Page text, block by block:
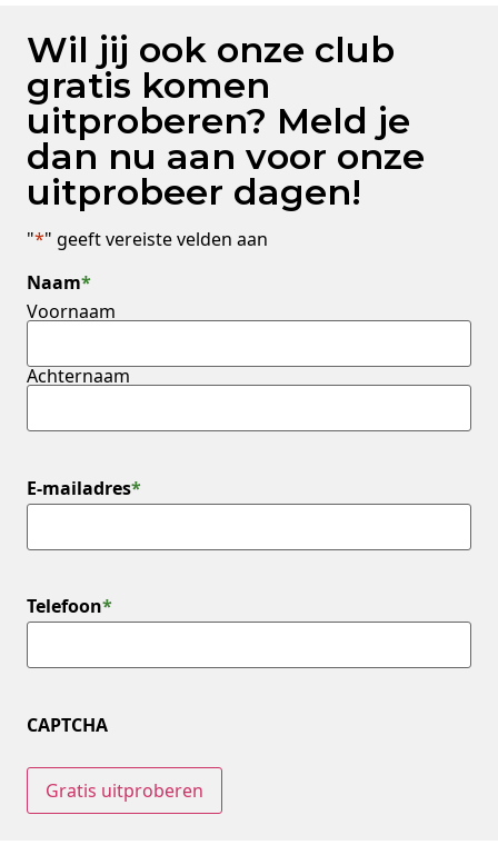
Wil jij ook onze club
gratis komen
uitproberen? Meld je
dan nu aan voor onze
uitprobeer dagen!
"*" geeft vereiste velden aan
Naam*
Voornaam
Achternaam
E-mailadres*
Telefoon*
CAPTCHA